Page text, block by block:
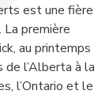
est une fière
La première
au printemps
de l’Alberta à la
l’Ontario et le